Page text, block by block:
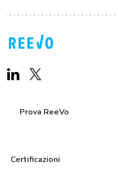
Prova ReeVo
Certificazioni